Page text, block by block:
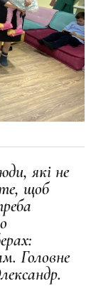
які не
щоб
Головне